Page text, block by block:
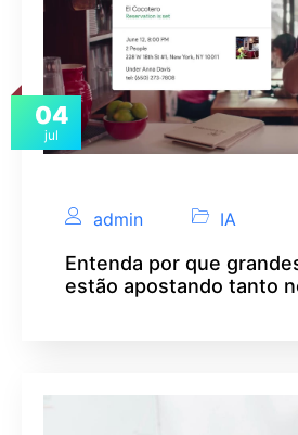
04
jul
admin IA
Entenda por que
estão apostando tanto